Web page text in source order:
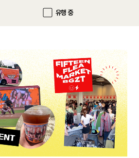
유행 중